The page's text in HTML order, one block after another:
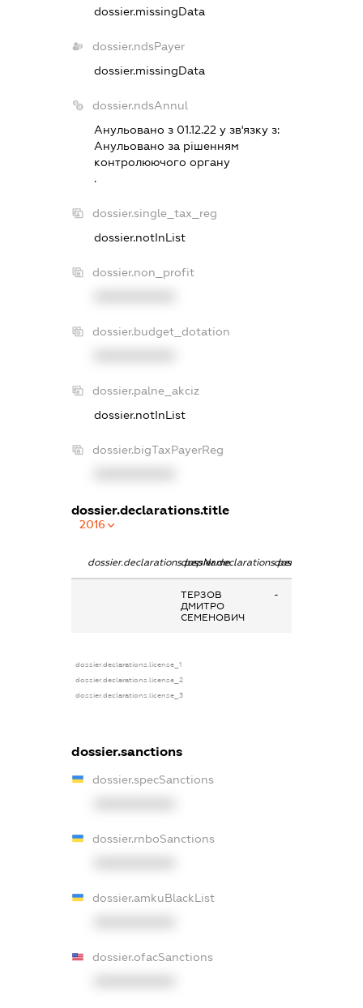
dossier.missingData
dossier.ndsPayer
dossier.missingData
dossier.ndsAnnul
Анульовано з 01.12.22 у зв'язку з:
Анульовано за рiшенням
контролюючого органу
.
dossier.single_tax_reg
dossier.notInList
dossier.non_profit
dossier.budget_dotation
dossier.palne_akciz
dossier.notInList
dossier.bigTaxPayerReg
dossier.declarations.title
2016
dossier.declarations.pepNamedossier.declarations.personName
ТЕРЗОВ
ДМИТРО
СЕМЕНОВИЧ
-
dossier.declarations.license_1
dossier.declarations.license_2
dossier.declarations.license_3
dossier.sanctions
dossier.specSanctions
dossier.rnboSanctions
dossier.amkuBlackList
dossier.ofacSanctions